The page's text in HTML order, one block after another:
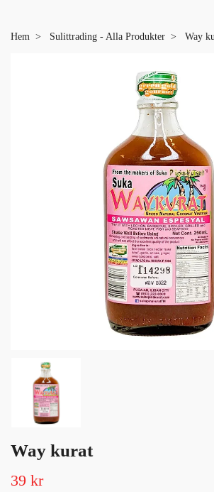
Hem Sulittrading - Alla Produkter Way
Way kurat
39 kr